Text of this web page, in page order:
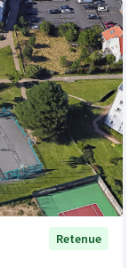
Retenue